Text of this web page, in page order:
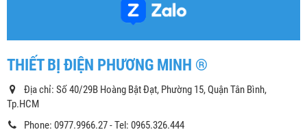
THIẾT BỊ ĐIỆN PHƯƠNG MINH ®
Địa chỉ: Số 40/29B Hoàng Bật Đạt, Phường 15, Quận Tân Bình,
Tp.HCM
Phone: 0977.9966.27 - Tel: 0965.326.444